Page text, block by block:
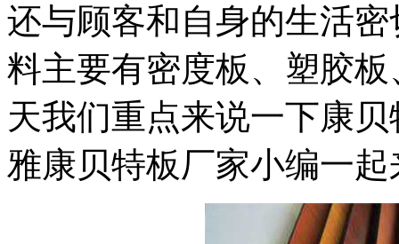
还与顾客和自身的生活
料主要有密度板、塑胶
天我们重点来说一下康
雅康贝特板厂家小编一